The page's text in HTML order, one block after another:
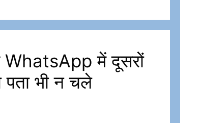
में दूसरों
भी न चले